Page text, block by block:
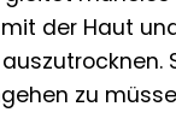
der Haut
zu